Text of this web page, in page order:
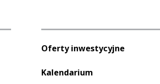
Oferty inwestycyjne
Kalendarium